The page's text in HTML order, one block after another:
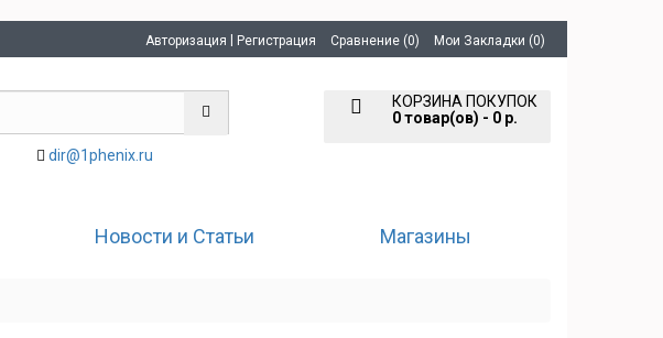
Авторизация Регистрация Сравнение (0) Мои Закладки (0)
dir@1phenix.ru
КОРЗИНА ПОКУПОК
0 товар(ов) - 0 р.
Новости и Статьи Магазины